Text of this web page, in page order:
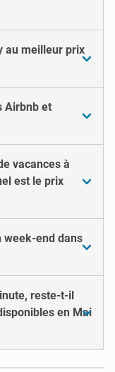
au meilleur prix
Airbnb et
vacances à
est le prix
week-end dans
reste-t-il
en Mai